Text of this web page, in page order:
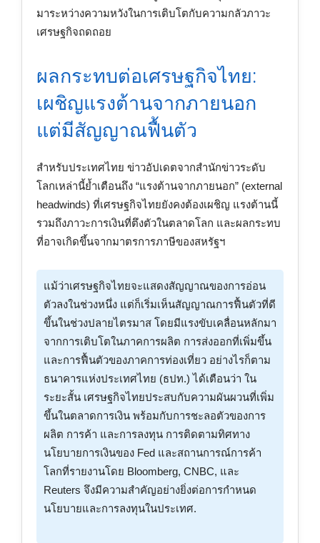
มาระหว่างความหวังในการเติบโตกับความกลัวภาวะ
เศรษฐกิจถดถอย
ผลกระทบต่อเศรษฐกิจไทย:
เผชิญแรงต้านจากภายนอก
แต่มีสัญญาณฟื้นตัว
สำหรับประเทศไทย ข่าวอัปเดตจากสำนักข่าวระดับ
โลกเหล่านี้ย้ำเตือนถึง “แรงต้านจากภายนอก” (external
headwinds) ที่เศรษฐกิจไทยยังคงต้องเผชิญ แรงต้านนี้
รวมถึงภาวะการเงินที่ตึงตัวในตลาดโลก และผลกระทบ
ที่อาจเกิดขึ้นจากมาตรการภาษีของสหรัฐฯ
แม้ว่าเศรษฐกิจไทยจะแสดงสัญญาณของการอ่อน
ตัวลงในช่วงหนึ่ง แต่ก็เริ่มเห็นสัญญาณการฟื้นตัวที่ดี
ขึ้นในช่วงปลายไตรมาส โดยมีแรงขับเคลื่อนหลักมา
จากการเติบโตในภาคการผลิต การส่งออกที่เพิ่มขึ้น
และการฟื้นตัวของภาคการท่องเที่ยว อย่างไรก็ตาม
ธนาคารแห่งประเทศไทย (ธปท.) ได้เตือนว่า ใน
ระยะสั้น เศรษฐกิจไทยประสบกับความผันผวนที่เพิ่ม
ขึ้นในตลาดการเงิน พร้อมกับการชะลอตัวของการ
ผลิต การค้า และการลงทุน การติดตามทิศทาง
นโยบายการเงินของ Fed และสถานการณ์การค้า
โลกที่รายงานโดย Bloomberg, CNBC, และ
Reuters จึงมีความสำคัญอย่างยิ่งต่อการกำหนด
นโยบายและการลงทุนในประเทศ.